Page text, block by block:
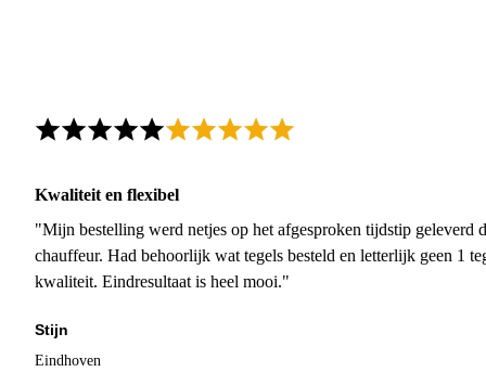
Kwaliteit en flexibel
"Mijn bestelling werd netjes op het afgesproken tijdstip geleverd
chauffeur. Had behoorlijk wat tegels besteld en letterlijk geen 1
kwaliteit. Eindresultaat is heel mooi."
Stijn
Eindhoven